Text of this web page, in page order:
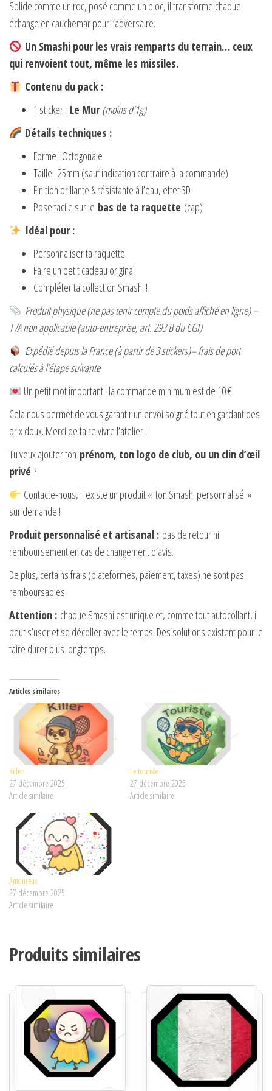
Solide comme un roc, posé comme un bloc, il transforme chaque
échange en cauchemar pour l’adversaire.
Un Smashi pour les vrais remparts du terrain… ceux
qui renvoient tout, même les missiles.
Contenu du pack :
1 sticker : Le Mur (moins d’1g)
Détails techniques :
Forme : Octogonale
Taille : 25mm (sauf indication contraire à la commande)
Finition brillante & résistante à l’eau, effet 3D
Pose facile sur le bas de ta raquette (cap)
Idéal pour :
Personnaliser ta raquette
Faire un petit cadeau original
Compléter ta collection Smashi !
Produit physique (ne pas tenir compte du poids affiché en ligne) –
TVA non applicable (auto-entreprise, art. 293 B du CGI)
Expédié depuis la France (à partir de 3 stickers)– frais de port
calculés à l’étape suivante
Un petit mot important : la commande minimum est de 10 €
Cela nous permet de vous garantir un envoi soigné tout en gardant des
prix doux. Merci de faire vivre l’atelier !
Tu veux ajouter ton prénom, ton logo de club, ou un clin d’œil
privé ?
Contacte-nous, il existe un produit « ton Smashi personnalisé »
sur demande !
Produit personnalisé et artisanal : pas de retour ni
remboursement en cas de changement d’avis.
De plus, certains frais (plateformes, paiement, taxes) ne sont pas
remboursables.
Attention : chaque Smashi est unique et, comme tout autocollant, il
peut s’user et se décoller avec le temps. Des solutions existent pour le
faire durer plus longtemps.
Articles similaires
Killer
27 décembre 2025
Article similaire
Le touriste
27 décembre 2025
Article similaire
Amoureux
27 décembre 2025
Article similaire
Produits similaires